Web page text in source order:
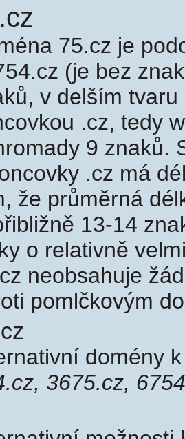
75.cz je
(je bez
v delším
.cz, tedy
9 znaků.
.cz má
že průměrná
13-14
o relativně
neobsahuje
pomlčkovým
domény
3675.cz,